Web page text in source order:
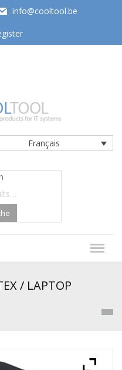
info@cooltool.be
Français
/ LAPTOP